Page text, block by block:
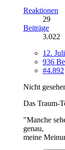
Reaktionen
29
Beiträge
3.022
12.
936
#4.892
Nicht
Das Traum-
"Manche
genau,
meine